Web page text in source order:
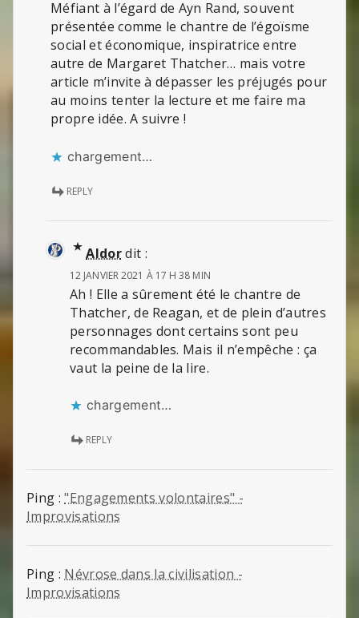
Méfiant à l’égard de Ayn Rand, souvent
présentée comme le chantre de l’égoïsme
social et économique, inspiratrice entre
autre de Margaret Thatcher… mais votre
article m’invite à dépasser les préjugés pour
au moins tenter la lecture et me faire ma
propre idée. A suivre !
chargement…
REPLY
Aldordit :
12 JANVIER 2021 À 17 H 38 MIN
Ah ! Elle a sûrement été le chantre de
Thatcher, de Reagan, et de plein d’autres
personnages dont certains sont peu
recommandables. Mais il n’empêche : ça
vaut la peine de la lire.
chargement…
REPLY
Ping :"Engagements volontaires" -
Improvisations
Ping :Névrose dans la civilisation -
Improvisations